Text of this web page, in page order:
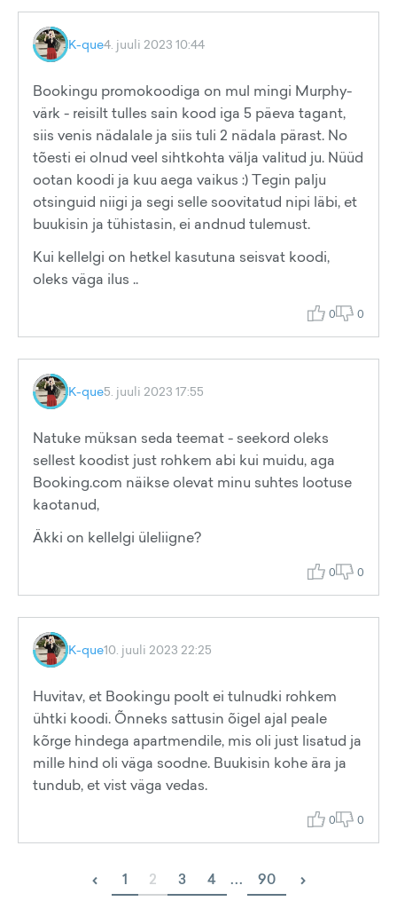
K-que4. juuli 2023 10:44
Bookingu promokoodiga on mul mingi Murphy-
värk - reisilt tulles sain kood iga 5 päeva tagant,
siis venis nädalale ja siis tuli 2 nädala pärast. No
tõesti ei olnud veel sihtkohta välja valitud ju. Nüüd
ootan koodi ja kuu aega vaikus :) Tegin palju
otsinguid niigi ja segi selle soovitatud nipi läbi, et
buukisin ja tühistasin, ei andnud tulemust.
Kui kellelgi on hetkel kasutuna seisvat koodi,
oleks väga ilus ..
0 0
K-que5. juuli 2023 17:55
Natuke müksan seda teemat - seekord oleks
sellest koodist just rohkem abi kui muidu, aga
Booking.com näikse olevat minu suhtes lootuse
kaotanud,
Äkki on kellelgi üleliigne?
0 0
K-que10. juuli 2023 22:25
Huvitav, et Bookingu poolt ei tulnudki rohkem
ühtki koodi. Õnneks sattusin õigel ajal peale
kõrge hindega apartmendile, mis oli just lisatud ja
mille hind oli väga soodne. Buukisin kohe ära ja
tundub, et vist väga vedas.
0 0
‹ 1 2 3 4 ... 90 ›